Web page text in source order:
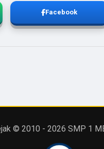
Facebook
© 2010 - 2026 SMP 1